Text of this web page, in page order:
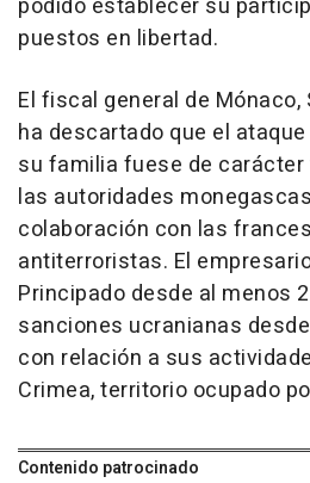
podido establecer su
puestos en libertad.
El fiscal general de Mónaco,
ha descartado que el
su familia fuese de carácter
las autoridades
colaboración con las
antiterroristas. El
Principado desde al menos
sanciones ucranianas
con relación a sus
Crimea, territorio ocupado
Contenido patrocinado